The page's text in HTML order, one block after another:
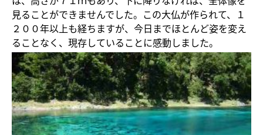
見ることができませんでした。この大仏が作られて、１
２００年以上も経ちますが、今日までほとんど姿を変え
ることなく、現存していることに感動しました。